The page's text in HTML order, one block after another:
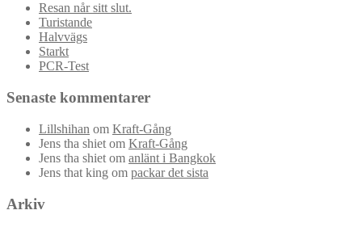
Resan når sitt slut.
Turistande
Halvvägs
Starkt
PCR-Test
Senaste kommentarer
Lillshihan om Kraft-Gång
Jens tha shiet om Kraft-Gång
Jens tha shiet om anlänt i Bangkok
Jens that king om packar det sista
Arkiv